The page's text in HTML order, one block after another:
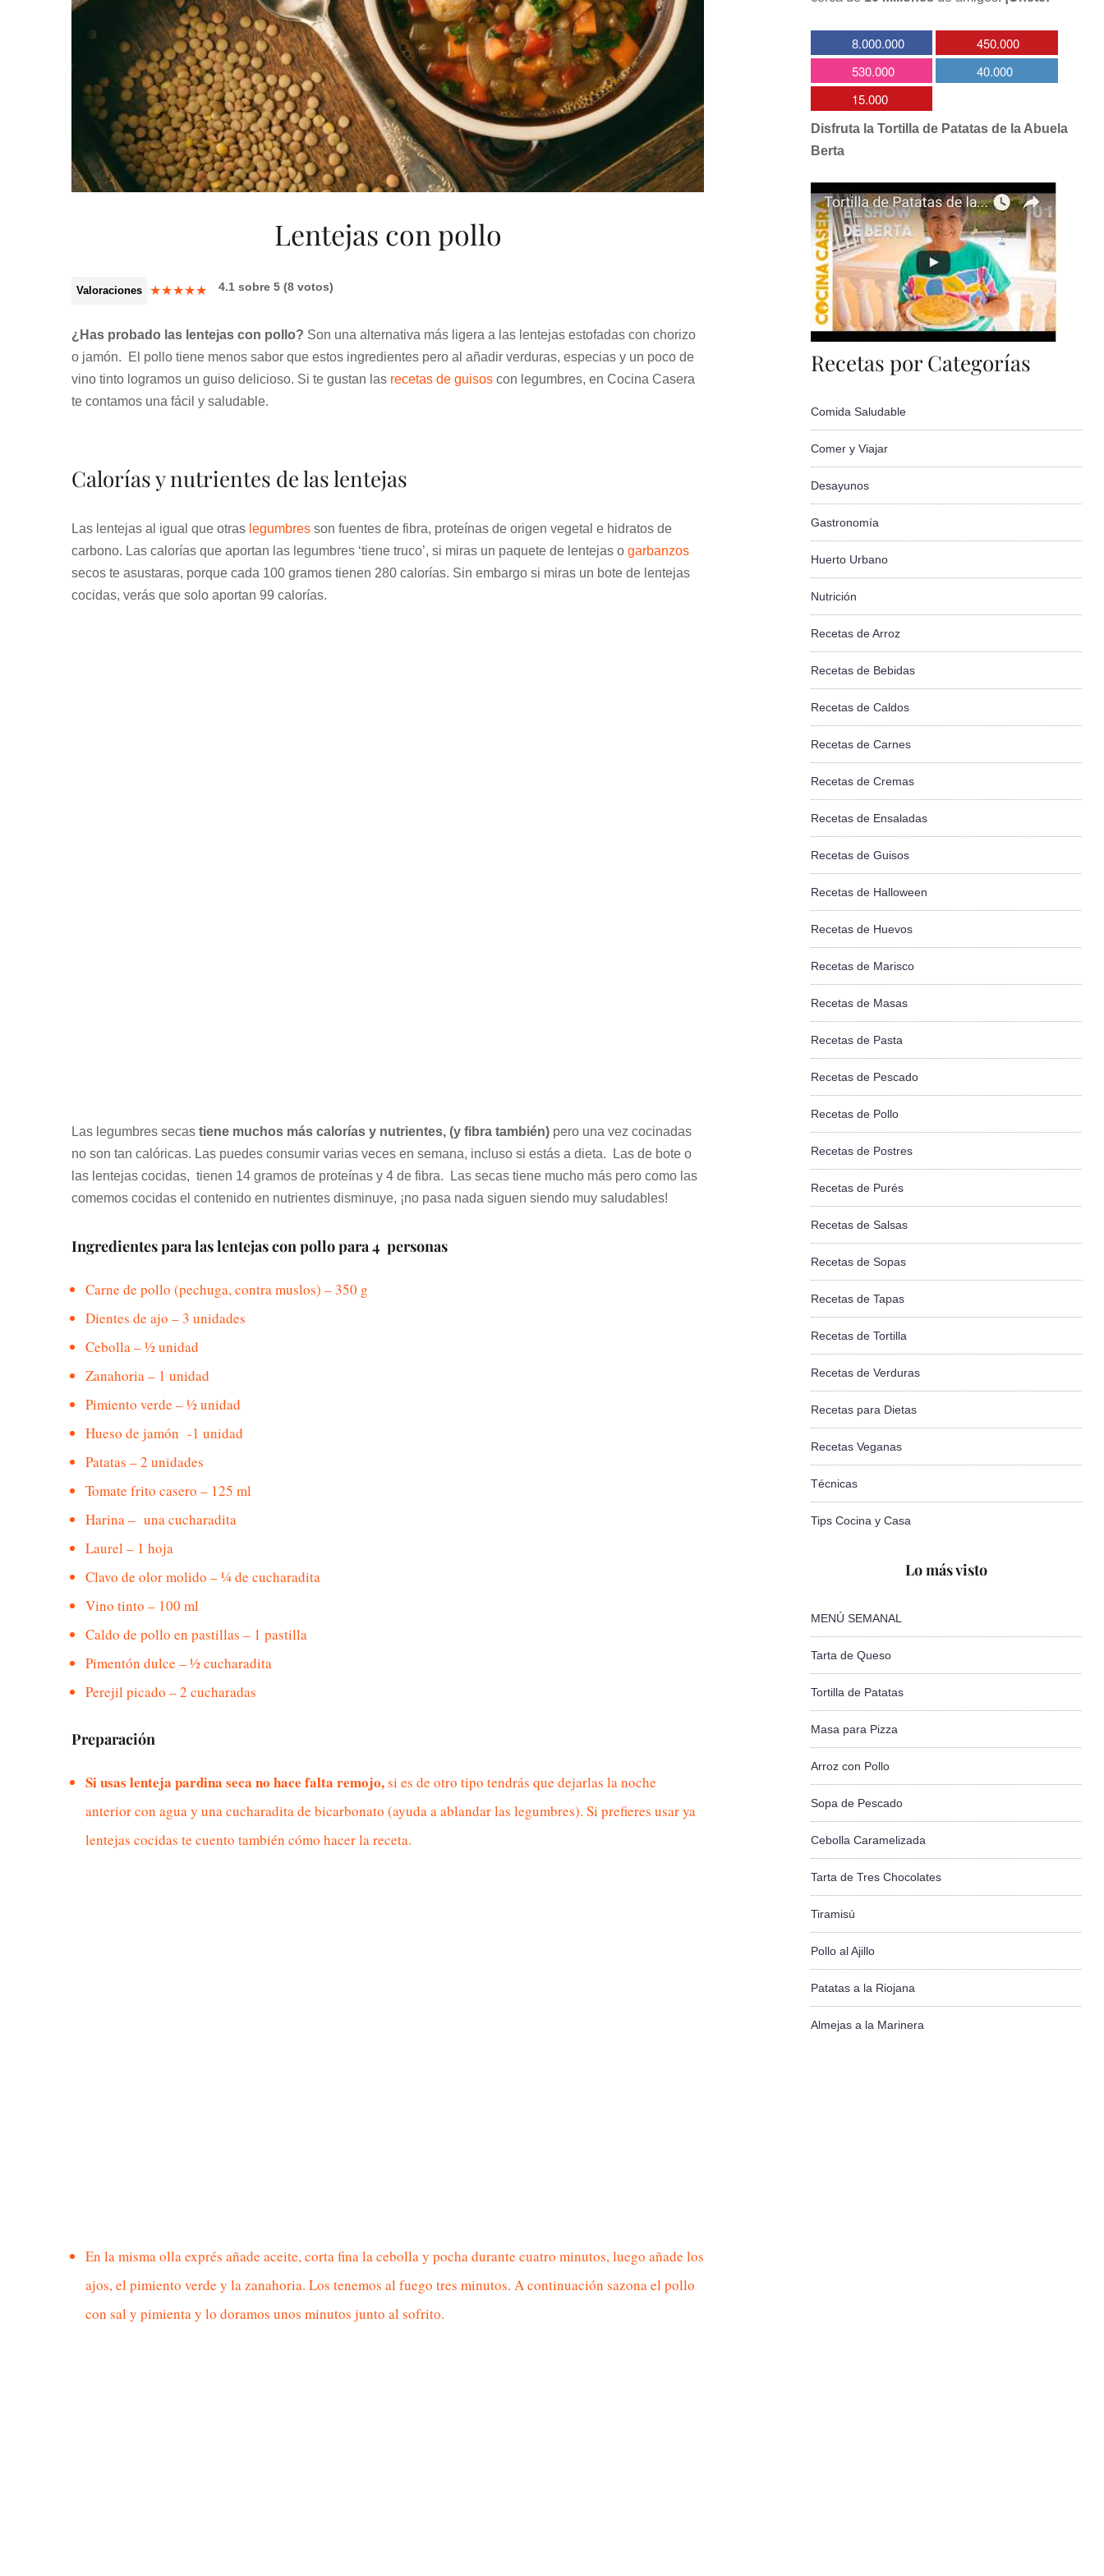
Lentejas con pollo
Valoraciones ★★★★★ 4.1 sobre 5 (8 votos)
¿Has probado las lentejas con pollo? Son una alternativa más ligera a las lentejas estofadas con chorizo
o jamón. El pollo tiene menos sabor que estos ingredientes pero al añadir verduras, especias y un poco de
vino tinto logramos un guiso delicioso. Si te gustan las recetas de guisos con legumbres, en Cocina Casera
te contamos una fácil y saludable.
Calorías y nutrientes de las lentejas
Las lentejas al igual que otras legumbres son fuentes de fibra, proteínas de origen vegetal e hidratos de
carbono. Las calorías que aportan las legumbres ‘tiene truco’, si miras un paquete de lentejas o garbanzos
secos te asustaras, porque cada 100 gramos tienen 280 calorías. Sin embargo si miras un bote de lentejas
cocidas, verás que solo aportan 99 calorías.
Las legumbres secas tiene muchos más calorías y nutrientes, (y fibra también) pero una vez cocinadas
no son tan calóricas. Las puedes consumir varias veces en semana, incluso si estás a dieta. Las de bote o
las lentejas cocidas, tienen 14 gramos de proteínas y 4 de fibra. Las secas tiene mucho más pero como las
comemos cocidas el contenido en nutrientes disminuye, ¡no pasa nada siguen siendo muy saludables!
Ingredientes para las lentejas con pollo para 4 personas
Carne de pollo (pechuga, contra muslos) – 350 g
Dientes de ajo – 3 unidades
Cebolla – ½ unidad
Zanahoria – 1 unidad
Pimiento verde – ½ unidad
Hueso de jamón -1 unidad
Patatas – 2 unidades
Tomate frito casero – 125 ml
Harina – una cucharadita
Laurel – 1 hoja
Clavo de olor molido – ¼ de cucharadita
Vino tinto – 100 ml
Caldo de pollo en pastillas – 1 pastilla
Pimentón dulce – ½ cucharadita
Perejil picado – 2 cucharadas
Preparación
Si usas lenteja pardina seca no hace falta remojo,si es de otro tipo tendrás que dejarlas la noche
anterior con agua y una cucharadita de bicarbonato (ayuda a ablandar las legumbres). Si prefieres usar ya
lentejas cocidas te cuento también cómo hacer la receta.
En la misma olla exprés añade aceite, corta fina la cebolla y pocha durante cuatro minutos, luego añade los
ajos, el pimiento verde y la zanahoria. Los tenemos al fuego tres minutos. A continuación sazona el pollo
con sal y pimienta y lo doramos unos minutos junto al sofrito.
8.000.000
450.000
530.000
40.000
15.000
Disfruta la Tortilla de Patatas de la Abuela
Berta
Recetas por Categorías
Comida Saludable
Comer y Viajar
Desayunos
Gastronomía
Huerto Urbano
Nutrición
Recetas de Arroz
Recetas de Bebidas
Recetas de Caldos
Recetas de Carnes
Recetas de Cremas
Recetas de Ensaladas
Recetas de Guisos
Recetas de Halloween
Recetas de Huevos
Recetas de Marisco
Recetas de Masas
Recetas de Pasta
Recetas de Pescado
Recetas de Pollo
Recetas de Postres
Recetas de Purés
Recetas de Salsas
Recetas de Sopas
Recetas de Tapas
Recetas de Tortilla
Recetas de Verduras
Recetas para Dietas
Recetas Veganas
Técnicas
Tips Cocina y Casa
Lo más visto
MENÚ SEMANAL
Tarta de Queso
Tortilla de Patatas
Masa para Pizza
Arroz con Pollo
Sopa de Pescado
Cebolla Caramelizada
Tarta de Tres Chocolates
Tiramisú
Pollo al Ajillo
Patatas a la Riojana
Almejas a la Marinera